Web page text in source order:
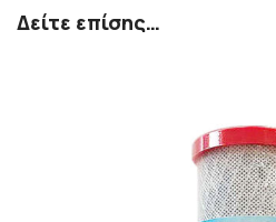
Δείτε επίσης…